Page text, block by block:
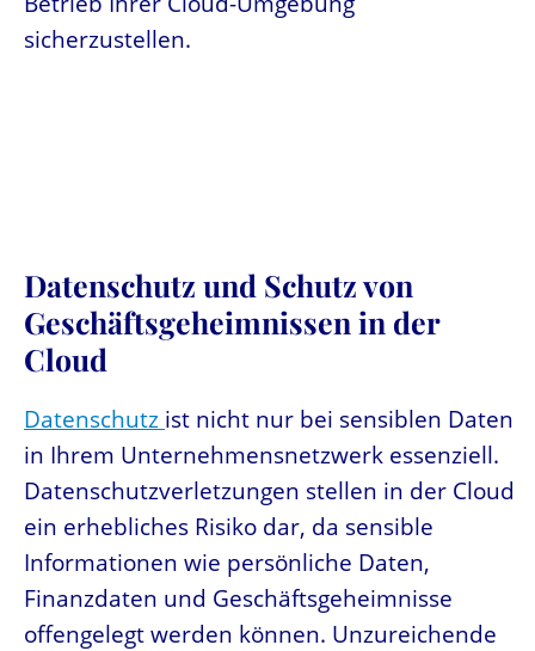
sicherzustellen.
Datenschutz und Schutz von
Geschäftsgeheimnissen in der
Cloud
Datenschutz ist nicht nur bei sensiblen Daten
in Ihrem Unternehmensnetzwerk essenziell.
Datenschutzverletzungen stellen in der Cloud
ein erhebliches Risiko dar, da sensible
Informationen wie persönliche Daten,
Finanzdaten und Geschäftsgeheimnisse
offengelegt werden können. Unzureichende